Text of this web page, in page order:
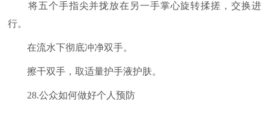
将五个手指尖并拢放在另一手掌心旋转揉搓，交换进
行。
在流水下彻底冲净双手。
擦干双手，取适量护手液护肤。
28.公众如何做好个人预防